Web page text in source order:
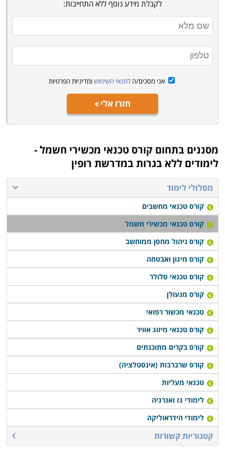
השגת ניסיון פעיל במכשירי החשמל הביתיים הנפוצים.
הקורס מתחיל מהבסיס, כך שאין כל צורך בידע מוקדם כדי
להירשם, ובסיום הקורס ניתן מיידית להשתלב בתחום
כטכנאי.
בעמודים הבאים באתר תוכלו למצוא מגוון של קורסים
ללימודי המקצוע. חלקם עוסקים בלימוד תיקון של מוצרים
ספציפיים כמו טלויזיות, מערכות גז או בית חכם, אבל רובם
בסביבות חצי שנה, כאשר חלק מהם ניתנים לקיצור לבעלי
רקע קודם בתחומי החשמל והאלקטרוניקה. התעודה בסיום
המסלולים היא פנימית מטעם מוסד הלימוד. שימו לב שאין
תקן מסודר וקבוע, ולא בחינות תקן אחידות מטעם גורם
מפקח משותף, על כן מומלץ לבחון בעיון כל מסלול לימוד כדי
לוודא את העומק והרצינות של ההכשרה. יתרון נוסף
שמציעים אחדים מהם מתבטא בסיוע במציאת עבודה
בתחום עם סיום הלימודים, או רכישת יסודות עסקיים
ושיווקיים שיעזרו לבוגרים לנהל עסק עצמאי זעיר.
קורס טכנאי מכשירי חשמל מתקיים במספר מקומות לימוד
ברחבי הארץ: חיפה, תל אביב, רמת גן, נתניה, פתח תקווה,
כפר סבא ובעוד מספר מקומות אחרים, כך שכמעט כל מי
שרוצה ללמוד קורס מבוקש זה יוכל לעשות זאת בנוחות
בקרבת אזור מגוריו.
לקבלת מידע נוסף ללא התחייבות:
אני מסכים/ה לתנאי השימוש ומדיניות הפרטיות
חזרו אלי
מסננים בתחום קורס טכנאי מכשירי חשמל -
לימודים ללא בגרות במדרשת רופין
מסלולי לימוד
קורס טכנאי מחשבים
קורס טכנאי מכשירי חשמל
קורס ניהול מחסן ממוחשב
קורס מיגון ואבטחה
קורס טכנאי סלולר
קורס מנעולן
טכנאי מכשור רפואי
קורס טכנאי מיזוג אוויר
קורס בקרים מתוכנתים
קורס שרברבות (אינסטלציה)
טכנאי מעליות
לימודי גז ואנרגיה
לימודי הידראוליקה
קטגוריות קשורות